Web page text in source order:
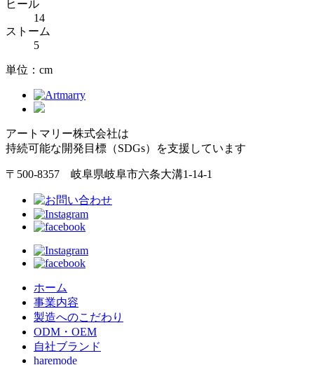
ヒール
14
ストーム
5
単位：cm
アートマリー株式会社は
持続可能な開発目標（SDGs）を支援しています
〒500-8357 岐阜県岐阜市六条大溝1-14-1
ホーム
事業内容
製造へのこだわり
ODM・OEM
自社ブランド
haremode